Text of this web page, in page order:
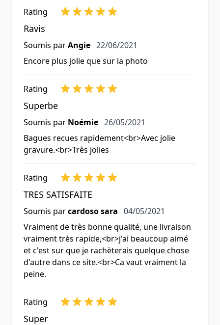
Rating
Ravis
Soumis parAngie 22 juin 2021
22/06/2021
Encore plus jolie que sur la photo
Rating
Superbe
Soumis par Noémie 26 mai 2021
26/05/2021
Bagues recues rapidement<br>Avec jolie
gravure.<br>Très jolies
Rating
TRES SATISFAITE
Soumis parcardoso sara 4 mai 2021
04/05/2021
Vraiment de très bonne qualité, une livraison
vraiment très rapide,<br>j'ai beaucoup aimé
et c'est sur que je rachèterais quelque chose
d'autre dans ce site.<br>Ca vaut vraiment la
peine.
Rating
Super